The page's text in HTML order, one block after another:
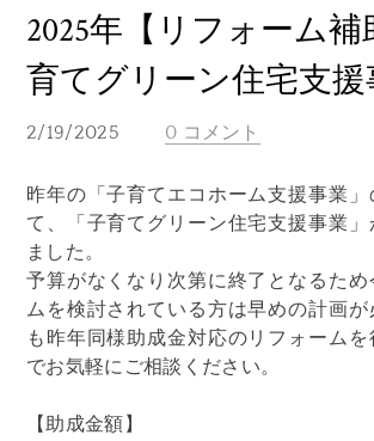
2025年【リフォーム
育てグリーン住宅支援
2/19/2025 0 コメント
昨年の「子育てエコホーム支援事業」
て、「子育てグリーン住宅支援事業
ました。
予算がなくなり次第に終了となるため
ムを検討されている方は早めの計画
も昨年同様助成金対応のリフォーム
でお気軽にご相談ください。
【助成金額】